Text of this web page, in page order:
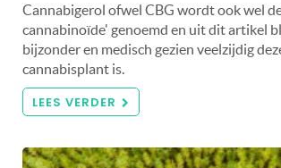
Cannabigerol ofwel CBG wordt ook wel
cannabinoïde' genoemd en uit dit artikel
bijzonder en medisch gezien veelzijdig
cannabisplant is.
LEES VERDER